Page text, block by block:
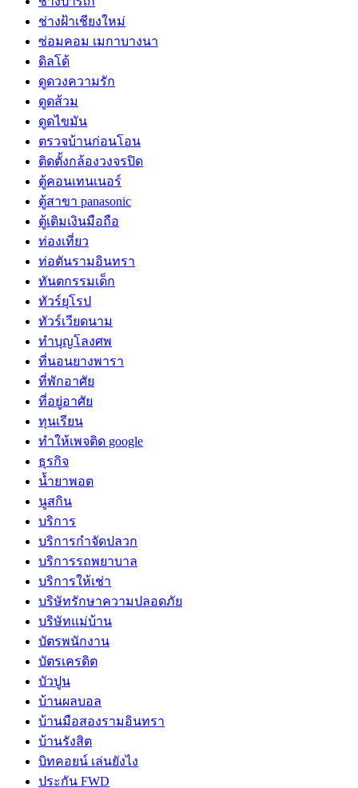
ช่างฝ้าเชียงใหม่
ซ่อมคอม เมกาบางนา
ดิลโด้
ดูดวงความรัก
ดูดส้วม
ดูดไขมัน
ตรวจบ้านก่อนโอน
ติดตั้งกล้องวงจรปิด
ตู้คอนเทนเนอร์
ตู้สาขา panasonic
ตู้เติมเงินมือถือ
ท่องเที่ยว
ท่อตันรามอินทรา
ทันตกรรมเด็ก
ทัวร์ยุโรป
ทัวร์เวียดนาม
ทำบุญโลงศพ
ที่นอนยางพารา
ที่พักอาศัย
ที่อยู่อาศัย
ทุนเรียน
ทําให้เพจติด google
ธุรกิจ
น้ำยาพอต
นูสกิน
บริการ
บริการกำจัดปลวก
บริการรถพยาบาล
บริการให้เช่า
บริษัทรักษาความปลอดภัย
บริษัทแม่บ้าน
บัตรพนักงาน
บัตรเครดิต
บัวปูน
บ้านผลบอล
บ้านมือสองรามอินทรา
บ้านรังสิต
บิทคอยน์ เล่นยังไง
ประกัน FWD